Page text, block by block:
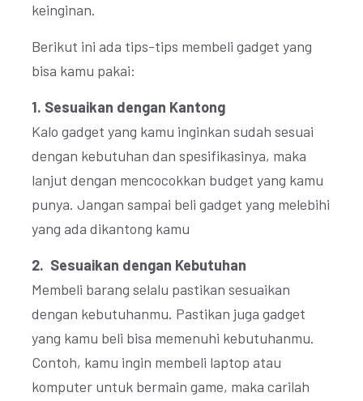
keinginan.
Berikut ini ada tips-tips membeli gadget yang
bisa kamu pakai:
1. Sesuaikan dengan Kantong
Kalo gadget yang kamu inginkan sudah sesuai
dengan kebutuhan dan spesifikasinya, maka
lanjut dengan mencocokkan budget yang kamu
punya. Jangan sampai beli gadget yang melebihi
yang ada dikantong kamu
2. Sesuaikan dengan Kebutuhan
Membeli barang selalu pastikan sesuaikan
dengan kebutuhanmu. Pastikan juga gadget
yang kamu beli bisa memenuhi kebutuhanmu.
Contoh, kamu ingin membeli laptop atau
komputer untuk bermain game, maka carilah